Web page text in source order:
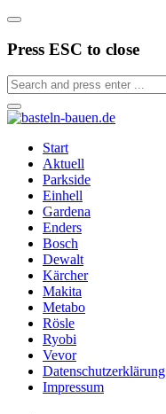
Press ESC to close
Start
Aktuell
Parkside
Einhell
Gardena
Enders
Bosch
Dewalt
Kärcher
Makita
Metabo
Rösle
Ryobi
Vevor
Datenschutzerklärung
Impressum